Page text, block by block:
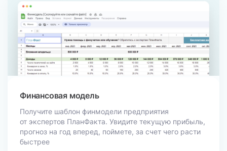
Финансовая модель
Получите шаблон финмодели предприятия
от экспертов ПланФакта. Увидите текущую прибыль,
прогноз на год вперед, поймете, за счет чего расти
быстрее